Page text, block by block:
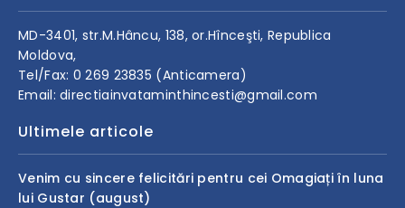
MD-3401, str.M.Hâncu, 138, or.Hînceşti, Republica
Moldova,
Tel/Fax: 0 269 23835 (Anticamera)
Email: directiainvataminthincesti@gmail.com
Ultimele articole
Venim cu sincere felicitări pentru cei Omagiați în luna
lui Gustar (august)